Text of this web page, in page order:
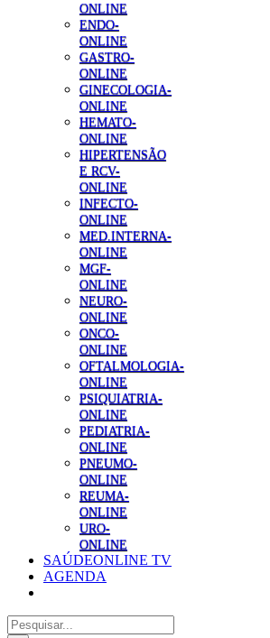
ONLINE
ENDO-
ONLINE
GASTRO-
ONLINE
GINECOLOGIA-
ONLINE
HEMATO-
ONLINE
HIPERTENSÃO
E RCV-
ONLINE
INFECTO-
ONLINE
MED.INTERNA-
ONLINE
MGF-
ONLINE
NEURO-
ONLINE
ONCO-
ONLINE
OFTALMOLOGIA-
ONLINE
PSIQUIATRIA-
ONLINE
PEDIATRIA-
ONLINE
PNEUMO-
ONLINE
REUMA-
ONLINE
URO-
ONLINE
SAÚDEONLINE TV
AGENDA
Pesquisar